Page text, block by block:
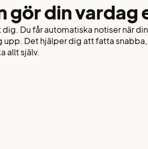
gör din vardag
dig. Du får automatiska notiser när
upp. Det hjälper dig att fatta
allt själv.